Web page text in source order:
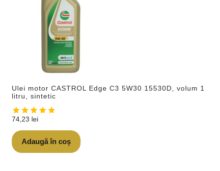
Ulei motor CASTROL Edge C3 5W30 15530D, volum 1
litru, sintetic
74,23 lei
Adaugă în coș